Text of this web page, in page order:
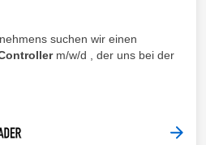
suchen wir einen
m/w/d , der uns bei der